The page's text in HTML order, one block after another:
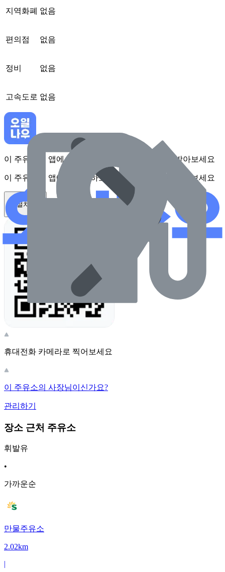
지역화폐 없음
편의점 없음
정비 없음
고속도로 없음
이 주유소를 앱에서 확인하고 최대 1만원 혜택을 받아보세요
이 주유소를 앱에서 확인하고 최대 1만원 혜택을 받아보세요
앱 설치하기
휴대전화 카메라로 찍어보세요
이 주유소의 사장님이신가요?
관리하기
장소 근처 주유소
휘발유
•
가까운순
만물주유소
2.02km
|